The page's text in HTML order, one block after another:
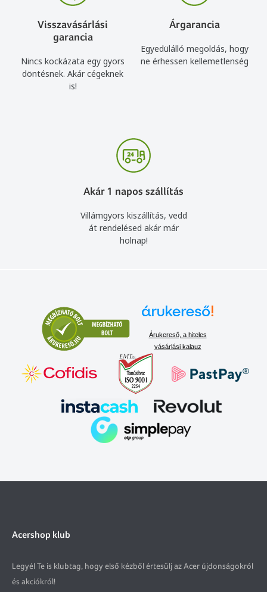
Visszavásárlási
garancia
Nincs kockázata egy gyors
döntésnek. Akár cégeknek
is!
Árgarancia
Egyedülálló megoldás, hogy
ne érhessen kellemetlenség
Akár 1 napos szállítás
Villámgyors kiszállítás, vedd
át rendelésed akár már
holnap!
Árukereső, a hiteles
vásárlási kalauz
Acershop klub
Legyél Te is klubtag, hogy első kézből értesülj az Acer újdonságokról
és akciókról!